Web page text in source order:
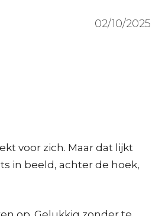
02/10/2025
voor zich. Maar dat lijkt
in beeld, achter de hoek,